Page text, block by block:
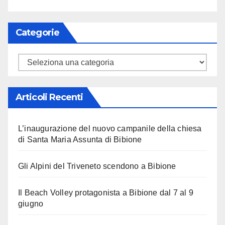
Categorie
Categorie
Articoli Recenti
L’inaugurazione del nuovo campanile della chiesa
di Santa Maria Assunta di Bibione
Gli Alpini del Triveneto scendono a Bibione
Il Beach Volley protagonista a Bibione dal 7 al 9
giugno